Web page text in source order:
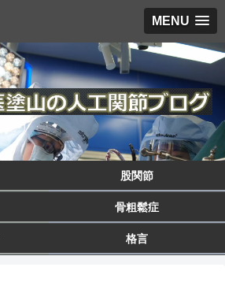
MENU
股関節
骨粗鬆症
格言